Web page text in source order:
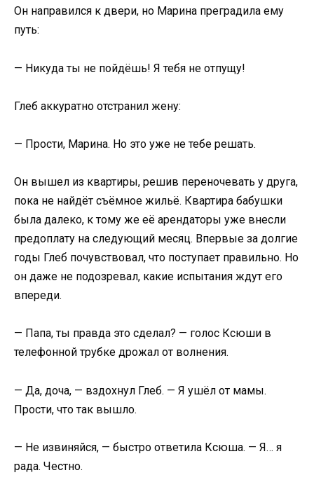
Он направился к двери, но Марина преградила ему
путь:
— Никуда ты не пойдёшь! Я тебя не отпущу!
Глеб аккуратно отстранил жену:
— Прости, Марина. Но это уже не тебе решать.
Он вышел из квартиры, решив переночевать у друга,
пока не найдёт съёмное жильё. Квартира бабушки
была далеко, к тому же её арендаторы уже внесли
предоплату на следующий месяц. Впервые за долгие
годы Глеб почувствовал, что поступает правильно. Но
он даже не подозревал, какие испытания ждут его
впереди.
— Папа, ты правда это сделал? — голос Ксюши в
телефонной трубке дрожал от волнения.
— Да, доча, — вздохнул Глеб. — Я ушёл от мамы.
Прости, что так вышло.
— Не извиняйся, — быстро ответила Ксюша. — Я… я
рада. Честно.